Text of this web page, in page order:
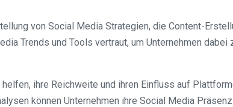
von Social Media Strategien, die Content-
Trends und Tools vertraut, um Unternehmen dabei
ihre Reichweite und ihren Einfluss auf
können Unternehmen ihre Social Media